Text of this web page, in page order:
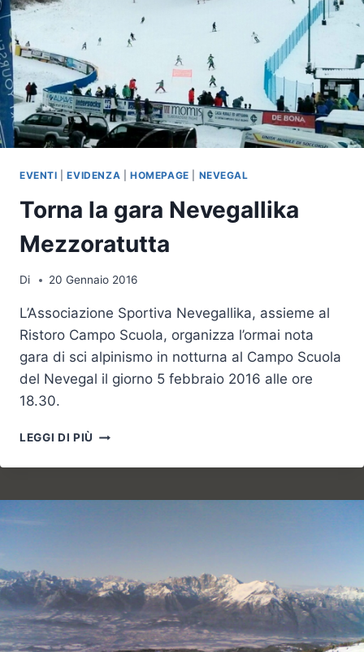
EVENTI |EVIDENZA HOMEPAGE NEVEGAL
Torna la gara Nevegallika
Mezzoratutta
Di 20 Gennaio 2016
L’Associazione Sportiva Nevegallika, assieme al
Ristoro Campo Scuola, organizza l’ormai nota
gara di sci alpinismo in notturna al Campo Scuola
del Nevegal il giorno 5 febbraio 2016 alle ore
18.30.
LEGGI DI PIÙ TORNA
GARA
MEZZORATUTTA